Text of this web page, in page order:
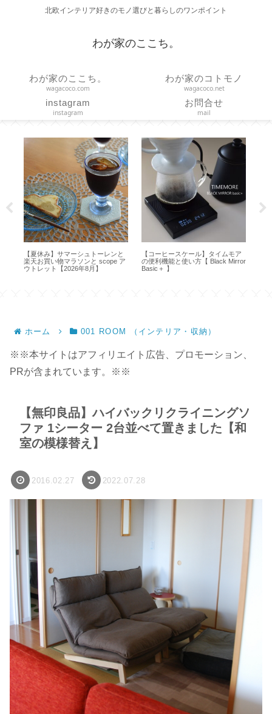
北欧インテリア好きのモノ選びと暮らしのワンポイント
わが家のここち。
わが家のここち。
wagacoco.com
わが家のコトモノ
wagacoco.net
instagram
instagram
お問合せ
mail
【夏休み】サマーシュトーレンと
楽天お買い物マラソンと scope ア
ウトレット【2026年8月】
【コーヒースケール】タイムモア
の便利機能と使い方【 Black Mirror
Basic＋ 】
ホーム 001 ROOM （インテリア・収納）
※※本サイトはアフィリエイト広告、プロモーション、
PRが含まれています。※※
【無印良品】ハイバックリクライニングソ
ファ 1シーター 2台並べて置きました【和
室の模様替え】
2016.02.27 2022.07.28